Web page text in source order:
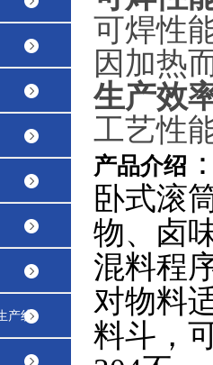
产线
可焊性
因加热
生产效
工艺性
产品介绍
卧式滚
物、卤
混料程
对物料
料斗，